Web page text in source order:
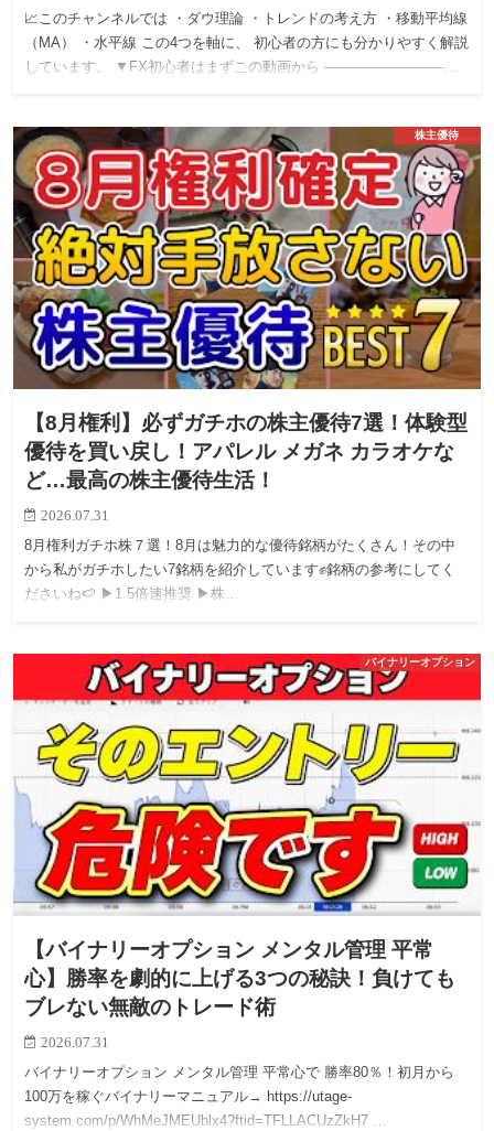
📈このチャンネルでは ・ダウ理論 ・トレンドの考え方 ・移動平均線
（MA） ・水平線 この4つを軸に、 初心者の方にも分かりやすく解説
しています。 ▼FX初心者はまずこの動画から ────────────…
株主優待
【8月権利】必ずガチホの株主優待7選！体験型
優待を買い戻し！アパレル メガネ カラオケな
ど…最高の株主優待生活！
2026.07.31
8月権利ガチホ株７選！8月は魅力的な優待銘柄がたくさん！その中
から私がガチホしたい7銘柄を紹介しています✊銘柄の参考にしてく
ださいね🍉 ▶︎1.5倍速推奨 ▶︎株…
バイナリーオプション
【バイナリーオプション メンタル管理 平常
心】勝率を劇的に上げる3つの秘訣！負けても
ブレない無敵のトレード術
2026.07.31
バイナリーオプション メンタル管理 平常心で 勝率80％！初月から
100万を稼ぐバイナリーマニュアル→ https://utage-
system.com/p/WhMeJMEUblx4?ftid=TFLLACUzZkH7 …